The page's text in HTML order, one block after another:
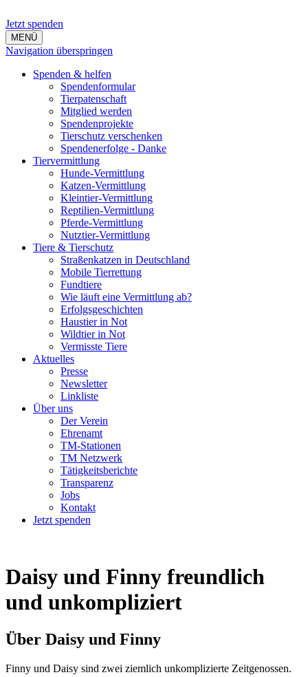
Jetzt spenden
MENÜ
Navigation überspringen
Spenden & helfen
Spendenformular
Tierpatenschaft
Mitglied werden
Spendenprojekte
Tierschutz verschenken
Spendenerfolge - Danke
Tiervermittlung
Hunde-Vermittlung
Katzen-Vermittlung
Kleintier-Vermittlung
Reptilien-Vermittlung
Pferde-Vermittlung
Nutztier-Vermittlung
Tiere & Tierschutz
Straßenkatzen in Deutschland
Mobile Tierrettung
Fundtiere
Wie läuft eine Vermittlung ab?
Erfolgsgeschichten
Haustier in Not
Wildtier in Not
Vermisste Tiere
Aktuelles
Presse
Newsletter
Linkliste
Über uns
Der Verein
Ehrenamt
TM-Stationen
TM Netzwerk
Tätigkeitsberichte
Transparenz
Jobs
Kontakt
Jetzt spenden
Daisy und Finny freundlich
und unkompliziert
Über Daisy und Finny
Finny und Daisy sind zwei ziemlich unkomplizierte Zeitgenossen.